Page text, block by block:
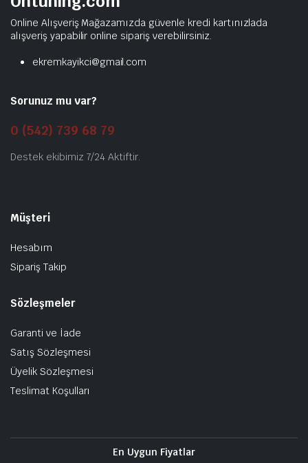
Online Alışveriş Mağazamızda güvenle kredi kartınızlada
alışveriş yapabilir online sipariş verebilirsiniz.
ekremkayikci@gmail.com
Sorunuz mu var?
0 (542) 739 68 79
Destek ekibimiz 7/24 Aktiftir.
Müşteri
Hesabım
Sipariş Takip
Sözleşmeler
Garanti ve İade
Satış Sözleşmesi
Üyelik Sözleşmesi
Teslimat Koşulları
En Uygun Fiyatlar